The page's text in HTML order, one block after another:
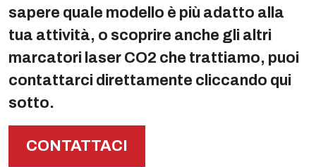
sapere quale modello è più adatto alla
tua attività, o scoprire anche gli altri
marcatori laser CO2 che trattiamo, puoi
contattarci direttamente cliccando qui
sotto.
CONTATTACI